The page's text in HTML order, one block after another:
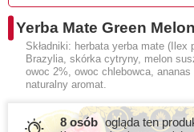
Yerba Mate Green
Składniki: herbata yerba mate
Brazylia, skórka cytryny, melon
owoc 2%, owoc chlebowca,
naturalny aromat.
8 osób ogląda ten